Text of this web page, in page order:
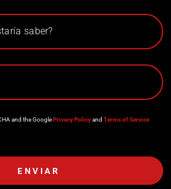
and the GooglePrivacy PolicyandTerms of Service
ENVIAR